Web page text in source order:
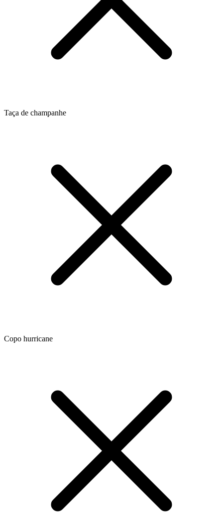
Taça de champanhe
Copo hurricane